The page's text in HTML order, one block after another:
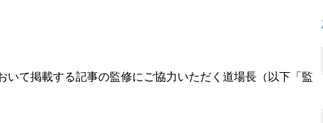
て掲載する記事の監修にご協力いただく道場長（以下「監